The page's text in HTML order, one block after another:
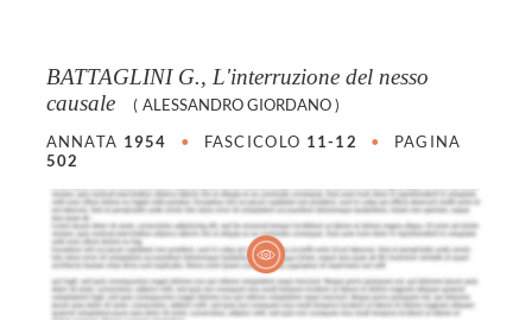
BATTAGLINI G., L'interruzione del nesso
causale
( ALESSANDRO GIORDANO )
ANNATA 1954 • FASCICOLO 11-12 •
PAGINA
502